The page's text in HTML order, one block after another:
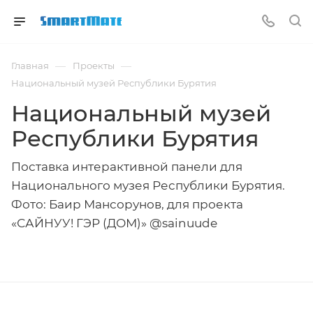
Главная — Проекты —
Национальный музей Республики Бурятия
Национальный музей
Республики Бурятия
Поставка интерактивной панели для
Национального музея Республики Бурятия.
Фото: Баир Мансорунов, для проекта
«САЙНУУ! ГЭР (ДОМ)» @sainuude